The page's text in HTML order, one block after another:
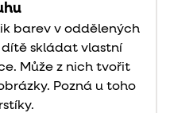
barev v oddělených
skládat vlastní
Může z nich tvořit
Pozná u toho